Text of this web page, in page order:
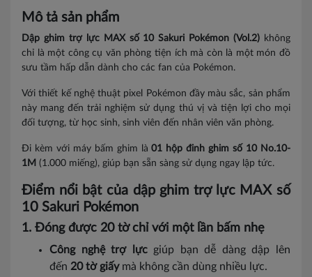
Mô tả sản phẩm
Dập ghim trợ lực MAX số 10 Sakuri Pokémon (Vol.2) không
chỉ là một công cụ văn phòng tiện ích mà còn là một món đồ
sưu tầm hấp dẫn dành cho các fan của Pokémon.
Với thiết kế nghệ thuật pixel Pokémon đầy màu sắc, sản phẩm
này mang đến trải nghiệm sử dụng thú vị và tiện lợi cho mọi
đối tượng, từ học sinh, sinh viên đến nhân viên văn phòng.
Đi kèm với máy bấm ghim là01 hộp đinh ghim số 10 No.10-
1M (1.000 miếng), giúp bạn sẵn sàng sử dụng ngay lập tức.
Điểm nổi bật của dập ghim trợ lực MAX số
10 Sakuri Pokémon
1. Đóng được 20 tờ chỉ với một lần bấm nhẹ
Công nghệ trợ lựcgiúp bạn dễ dàng dập lên
đến 20 tờ giấymà không cần dùng nhiều lực.